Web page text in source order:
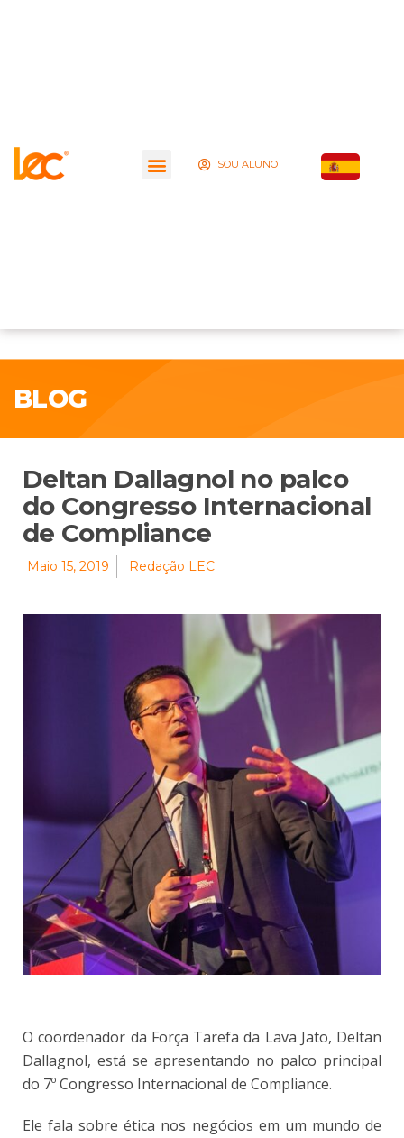
SOU ALUNO
BLOG
Deltan Dallagnol no palco
do Congresso Internacional
de Compliance
Maio 15, 2019 Redação LEC
O coordenador da Força Tarefa da Lava Jato, Deltan
Dallagnol, está se apresentando no palco principal
do 7º Congresso Internacional de Compliance.
Ele fala sobre ética nos negócios em um mundo de